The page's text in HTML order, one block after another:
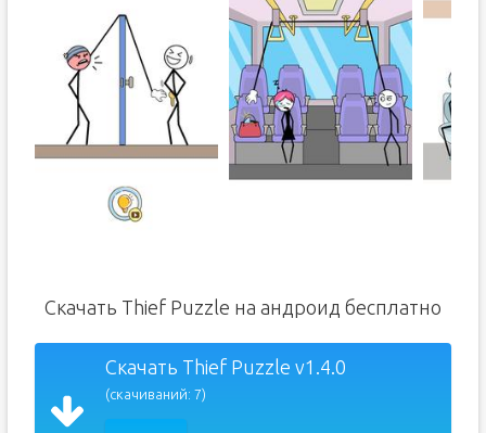
Скачать Thief Puzzle на андроид бесплатно
Скачать Thief Puzzle v1.4.0
(скачиваний: 7)